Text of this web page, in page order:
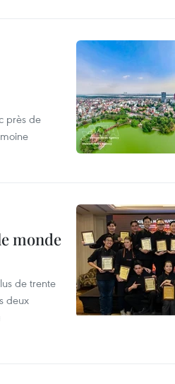
près de
monde
de trente
deux